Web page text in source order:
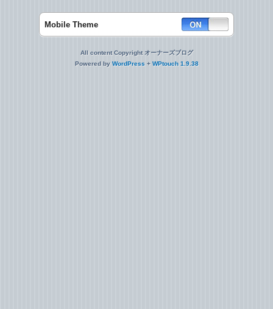
Mobile Theme
All content Copyright オーナーズブログ
Powered by WordPress + WPtouch 1.9.38